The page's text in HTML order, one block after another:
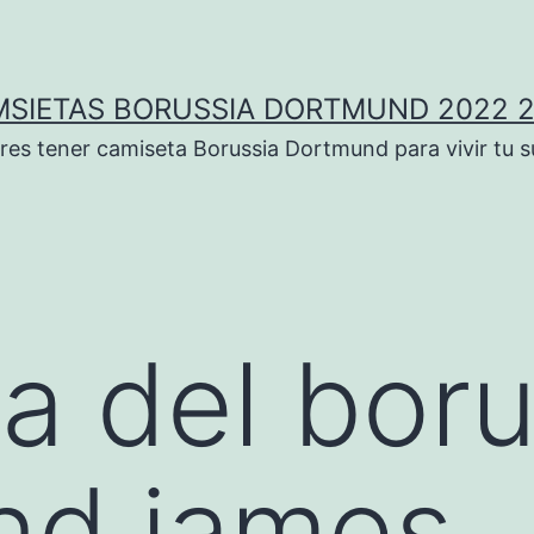
BORUSSIA DORTMUND 2022
tener camiseta Borussia Dortmund para vivir tu
del